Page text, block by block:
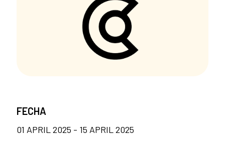
FECHA
01 APRIL 2025 - 15 APRIL 2025